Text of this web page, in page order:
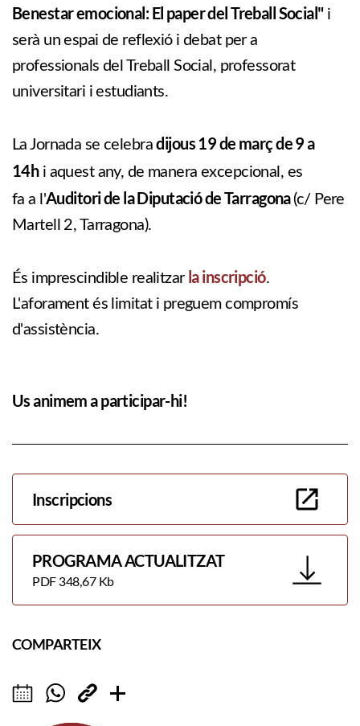
Benestar emocional: El paper del Treball Social"i
serà un espai de reflexió i debat per a
professionals del Treball Social, professorat
universitari i estudiants.
La Jornada se celebradijous 19 de març de 9 a
14hi aquest any, de manera excepcional, es
fa a l'Auditori de la Diputació de Tarragona (c/ Pere
Martell 2, Tarragona).
És imprescindible realitzar la inscripció.
L'aforament és limitat i preguem compromís
d'assistència.
Us animem a participar-hi!
Inscripcions
PROGRAMA ACTUALITZAT
PDF 348,67 Kb
COMPARTEIX